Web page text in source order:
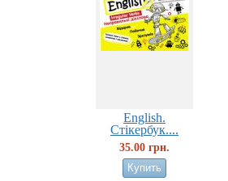
English.
Стікербук....
35.00 грн.